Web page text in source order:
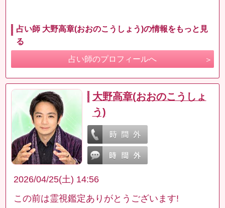
占い師 大野高章(おおのこうしょう)の情報をもっと見
る
占い師のプロフィールへ
大野高章(おおのこうしょ
う)
2026/04/25(土) 14:56
この前は霊視鑑定ありがとうございます!